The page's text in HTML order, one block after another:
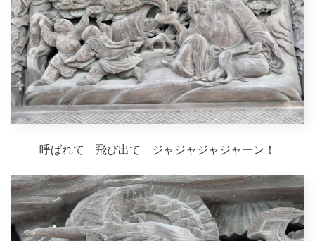
呼ばれて 飛び出て ジャジャジャジャーン！